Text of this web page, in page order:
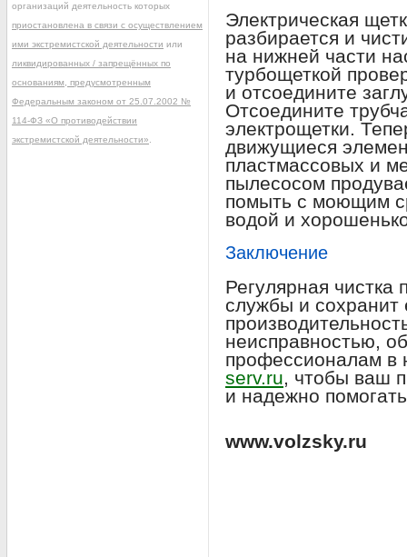
Электрическая
разбирается и
на нижней части
турбощеткой
и отсоедините
Отсоедините
электрощетки.
движущиеся
пластмассовых и
пылесосом
помыть с моющим
водой и
Заключение
Регулярная чистка
службы и сохранит
неисправностью,
профессионалам
serv.ru, чтобы ваш
и надежно
www.volzsky.ru
организаций деятельность которых
приостановлена в связи с осуществлением
ими экстремистской деятельности или
ликвидированных / запрещённых по
основаниям, предусмотренным
Федеральным законом от 25.07.2002 №
114-ФЗ «О противодействии
экстремистской деятельности»